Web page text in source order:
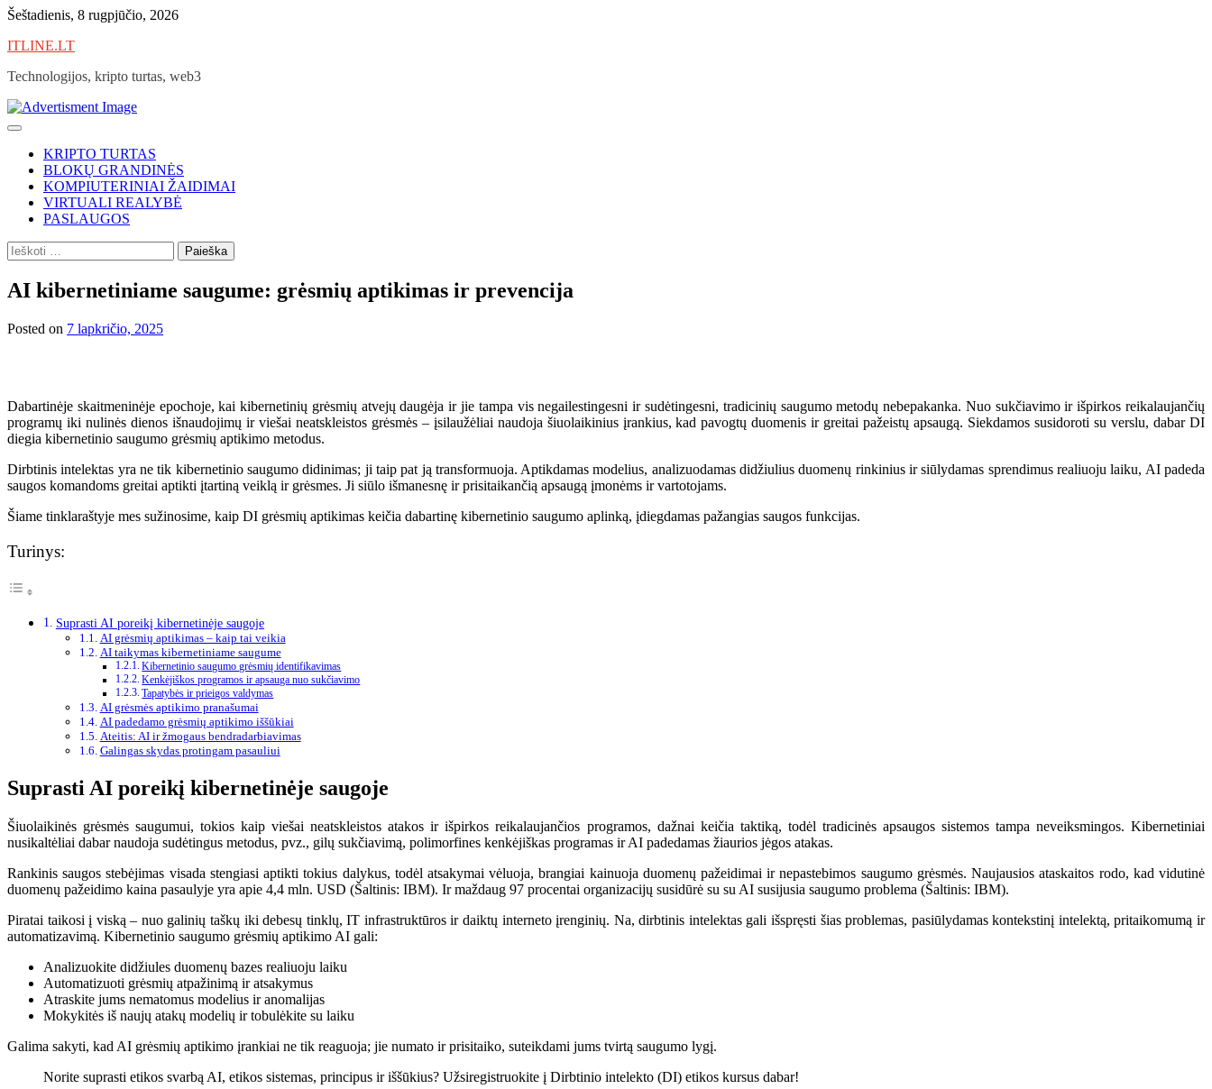
Skip
content
Šeštadienis, 8 rugpjūčio, 2026
ITLINE.LT
Technologijos, kripto turtas, web3
KRIPTO TURTAS
BLOKŲ GRANDINĖS
KOMPIUTERINIAI ŽAIDIMAI
VIRTUALI REALYBĖ
PASLAUGOS
Ieškoti:
AI kibernetiniame saugume: grėsmių aptikimas ir prevencija
Posted on 7 lapkričio, 2025
Dabartinėje skaitmeninėje epochoje, kai kibernetinių grėsmių atvejų daugėja ir jie tampa vis negailestingesni ir sudėtingesni, tradicinių saugumo metodų nebepakanka. Nuo sukčiavimo ir išpirkos reikalaujančių
programų iki nulinės dienos išnaudojimų ir viešai neatskleistos grėsmės – įsilaužėliai naudoja šiuolaikinius įrankius, kad pavogtų duomenis ir greitai pažeistų apsaugą. Siekdamos susidoroti su verslu, dabar DI
diegia kibernetinio saugumo grėsmių aptikimo metodus.
Dirbtinis intelektas yra ne tik kibernetinio saugumo didinimas; ji taip pat ją transformuoja. Aptikdamas modelius, analizuodamas didžiulius duomenų rinkinius ir siūlydamas sprendimus realiuoju laiku, AI padeda
saugos komandoms greitai aptikti įtartiną veiklą ir grėsmes. Ji siūlo išmanesnę ir prisitaikančią apsaugą įmonėms ir vartotojams.
Šiame tinklaraštyje mes sužinosime, kaip DI grėsmių aptikimas keičia dabartinę kibernetinio saugumo aplinką, įdiegdamas pažangias saugos funkcijas.
Turinys:
Suprasti AI poreikį kibernetinėje saugoje
AI grėsmių aptikimas – kaip tai veikia
AI taikymas kibernetiniame saugume
Kibernetinio saugumo grėsmių identifikavimas
Kenkėjiškos programos ir apsauga nuo sukčiavimo
Tapatybės ir prieigos valdymas
AI grėsmės aptikimo pranašumai
AI padedamo grėsmių aptikimo iššūkiai
Ateitis: AI ir žmogaus bendradarbiavimas
Galingas skydas protingam pasauliui
Suprasti AI poreikį kibernetinėje saugoje
Šiuolaikinės grėsmės saugumui, tokios kaip viešai neatskleistos atakos ir išpirkos reikalaujančios programos, dažnai keičia taktiką, todėl tradicinės apsaugos sistemos tampa neveiksmingos. Kibernetiniai
nusikaltėliai dabar naudoja sudėtingus metodus, pvz., gilų sukčiavimą, polimorfines kenkėjiškas programas ir AI padedamas žiaurios jėgos atakas.
Rankinis saugos stebėjimas visada stengiasi aptikti tokius dalykus, todėl atsakymai vėluoja, brangiai kainuoja duomenų pažeidimai ir nepastebimos saugumo grėsmės. Naujausios ataskaitos rodo, kad vidutinė
duomenų pažeidimo kaina pasaulyje yra apie 4,4 mln. USD (Šaltinis: IBM). Ir maždaug 97 procentai organizacijų susidūrė su su AI susijusia saugumo problema (Šaltinis: IBM).
Piratai taikosi į viską – nuo ​​galinių taškų iki debesų tinklų, IT infrastruktūros ir daiktų interneto įrenginių. Na, dirbtinis intelektas gali išspręsti šias problemas, pasiūlydamas kontekstinį intelektą, pritaikomumą ir
automatizavimą. Kibernetinio saugumo grėsmių aptikimo AI gali:
Analizuokite didžiules duomenų bazes realiuoju laiku
Automatizuoti grėsmių atpažinimą ir atsakymus
Atraskite jums nematomus modelius ir anomalijas
Mokykitės iš naujų atakų modelių ir tobulėkite su laiku
Galima sakyti, kad AI grėsmių aptikimo įrankiai ne tik reaguoja; jie numato ir prisitaiko, suteikdami jums tvirtą saugumo lygį.
Norite suprasti etikos svarbą AI, etikos sistemas, principus ir iššūkius? Užsiregistruokite į Dirbtinio intelekto (DI) etikos kursus dabar!